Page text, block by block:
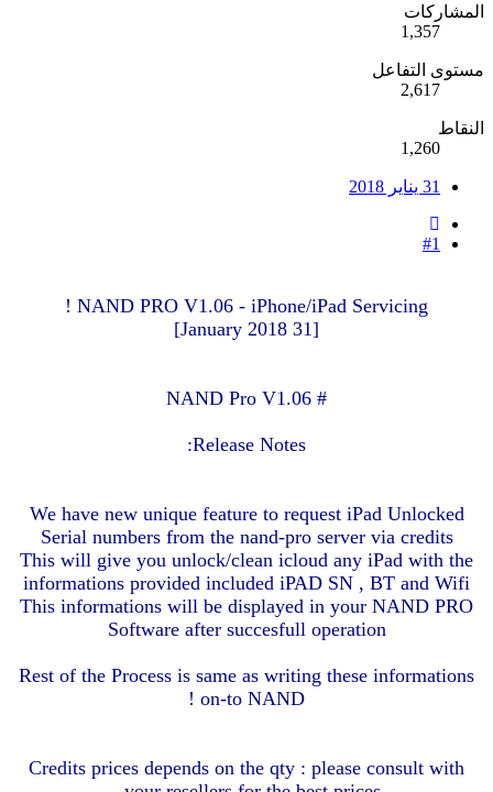
المشاركات
1,357
مستوى التفاعل
2,617
النقاط
1,260
31 يناير 2018
#1
NAND PRO V1.06 - iPhone/iPad Servicing !
[31 January 2018]
# NAND Pro V1.06
Release Notes:
We have new unique feature to request iPad Unlocked
Serial numbers from the nand-pro server via credits
This will give you unlock/clean icloud any iPad with the
informations provided included iPAD SN , BT and Wifi
This informations will be displayed in your NAND PRO
Software after succesfull operation
Rest of the Process is same as writing these informations
on-to NAND !
Credits prices depends on the qty : please consult with